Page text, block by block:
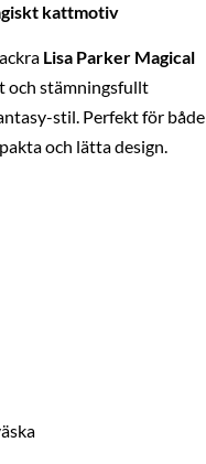
kattmotiv
Lisa Parker Magical
och stämningsfullt
stil. Perfekt för både
och lätta design.